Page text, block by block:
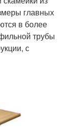
главных
в более
трубы
с